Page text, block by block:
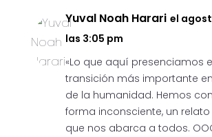
Yuval Noah Harari el
las 3:05 pm
«Lo que aquí presenciamos
transición más importante
de la humanidad. Hemos
forma inconsciente, un
que nos abarca a todos.